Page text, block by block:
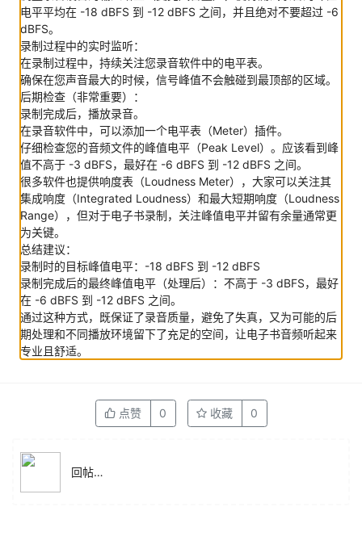
电平平均在 -18 dBFS 到 -12 dBFS 之间，并且绝对不要超过 -6
dBFS。
录制过程中的实时监听：
在录制过程中，持续关注您录音软件中的电平表。
确保在您声音最大的时候，信号峰值不会触碰到最顶部的区域。
后期检查（非常重要）：
录制完成后，播放录音。
在录音软件中，可以添加一个电平表（Meter）插件。
仔细检查您的音频文件的峰值电平（Peak Level）。应该看到峰
值不高于 -3 dBFS，最好在 -6 dBFS 到 -12 dBFS 之间。
很多软件也提供响度表（Loudness Meter），大家可以关注其
集成响度（Integrated Loudness）和最大短期响度（Loudness
Range），但对于电子书录制，关注峰值电平并留有余量通常更
为关键。
总结建议：
录制时的目标峰值电平：-18 dBFS 到 -12 dBFS
录制完成后的最终峰值电平（处理后）：不高于 -3 dBFS，最好
在 -6 dBFS 到 -12 dBFS 之间。
通过这种方式，既保证了录音质量，避免了失真，又为可能的后
期处理和不同播放环境留下了充足的空间，让电子书音频听起来
专业且舒适。
点赞 0 收藏 0
回帖…